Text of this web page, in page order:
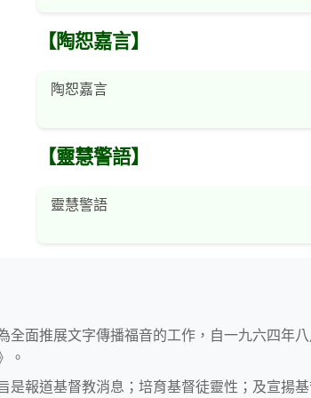
【陶恕嘉言】
陶恕嘉言
【靈慧警語】
靈慧警語
全面推展文字傳播福音的工作，自一九六四年
。
是報道基督教消息；培育基督徒靈性；及宣揚